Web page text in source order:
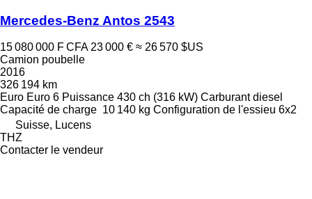
Mercedes-Benz Antos 2543
15 080 000 F CFA 23 000 € ≈ 26 570 $US
Camion poubelle
2016
326 194 km
Euro Euro 6 Puissance 430 ch (316 kW) Carburant diesel
Capacité de charge 10 140 kg Configuration de l'essieu 6x2
Suisse, Lucens
THZ
Contacter le vendeur